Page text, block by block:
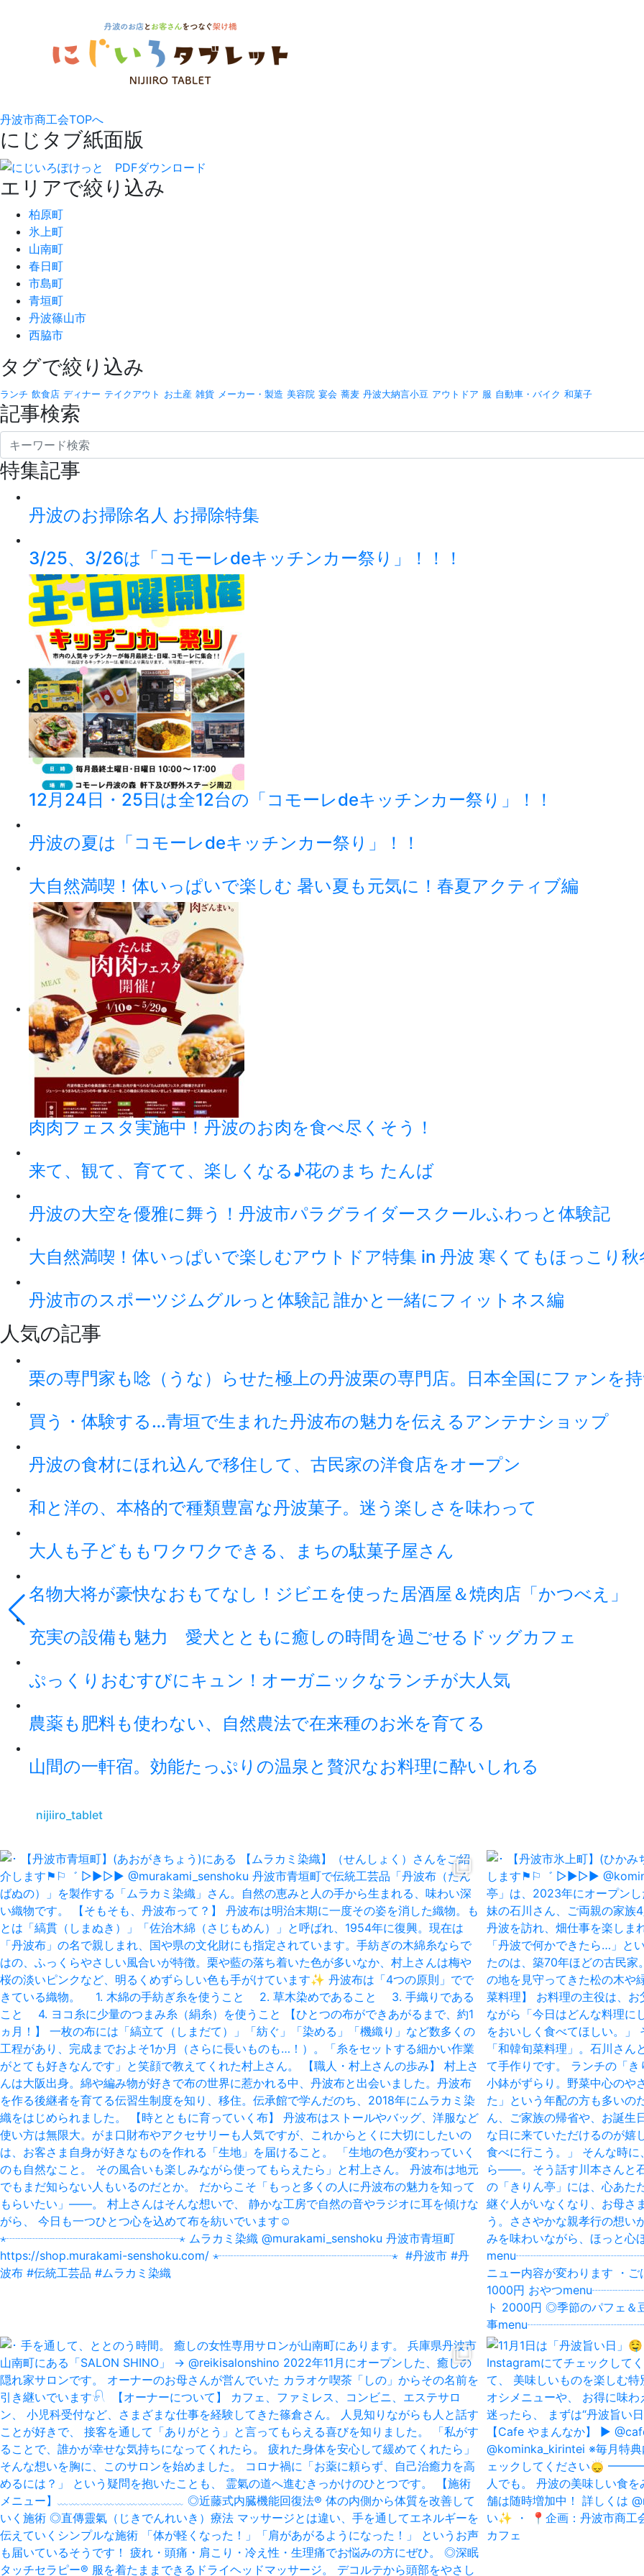
丹波市商工会TOPへ
にじタブ紙面版
エリアで絞り込み
柏原町
氷上町
山南町
春日町
市島町
青垣町
丹波篠山市
西脇市
タグで絞り込み
ランチ 飲食店 ディナー テイクアウト お土産 雑貨 メーカー・製造 美容院 宴会 蕎麦 丹波大納言小豆 アウトドア 服 自動車・バイク 和菓子
記事検索
特集記事
丹波のお掃除名人 お掃除特集
3/25、3/26は「コモーレdeキッチンカー祭り」！！！
12月24日・25日は全12台の「コモーレdeキッチンカー祭り」！！
丹波の夏は「コモーレdeキッチンカー祭り」！！
大自然満喫！体いっぱいで楽しむ 暑い夏も元気に！春夏アクティブ編
肉肉フェスタ実施中！丹波のお肉を食べ尽くそう！
来て、観て、育てて、楽しくなる♪花のまち たんば
丹波の大空を優雅に舞う！丹波市パラグライダースクールふわっと体験記
大自然満喫！体いっぱいで楽しむアウトドア特集 in 丹波 寒くてもほっこり秋
丹波市のスポーツジムグルっと体験記 誰かと一緒にフィットネス編
人気の記事
栗の専門家も唸（うな）らせた極上の丹波栗の専門店。日本全国にファンを
買う・体験する…青垣で生まれた丹波布の魅力を伝えるアンテナショップ
丹波の食材にほれ込んで移住して、古民家の洋食店をオープン
和と洋の、本格的で種類豊富な丹波菓子。迷う楽しさを味わって
大人も子どももワクワクできる、まちの駄菓子屋さん
名物大将が豪快なおもてなし！ジビエを使った居酒屋＆焼肉店「かつべえ」
充実の設備も魅力 愛犬とともに癒しの時間を過ごせるドッグカフェ
ぷっくりおむすびにキュン！オーガニックなランチが大人気
農薬も肥料も使わない、自然農法で在来種のお米を育てる
山間の一軒宿。効能たっぷりの温泉と贅沢なお料理に酔いしれる
nijiiro_tablet